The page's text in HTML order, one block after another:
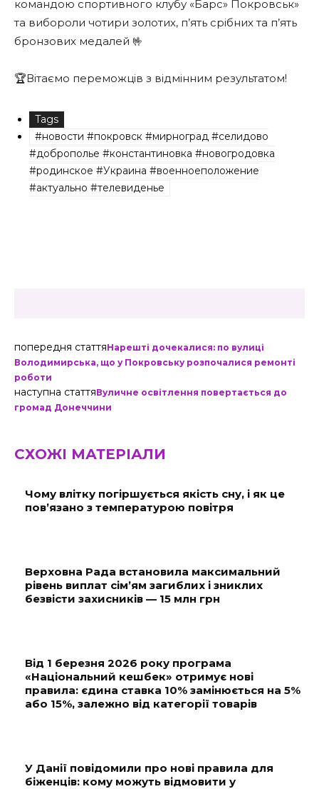
командою спортивного клубу «Барс» Покровськ»
та вибороли чотири золотих, п’ять срібних та п’ять
бронзових медалей 🤟
🏆Вітаємо переможців з відмінним результатом!
Tags
#новости #покровск #мирноград #селидово
#доброполье #константиновка #новогродовка
#родинское #Украина #военноеположение
#актуально #телевиденье
попередня статтяНарешті дочекалися: по вулиці
Володимирська, що у Покровську розпочалися ремонті
роботи
наступна статтяВуличне освітлення повертається до
громад Донеччини
СХОЖІ МАТЕРІАЛИ
Чому влітку погіршується якість сну, і як це
пов’язано з температурою повітря
Верховна Рада встановила максимальний
рівень виплат сім’ям загиблих і зниклих
безвісти захисників — 15 млн грн
Від 1 березня 2026 року програма
«Національний кешбек» отримує нові
правила: єдина ставка 10% замінюється на 5%
або 15%, залежно від категорії товарів
У Данії повідомили про нові правила для
біженців: кому можуть відмовити у